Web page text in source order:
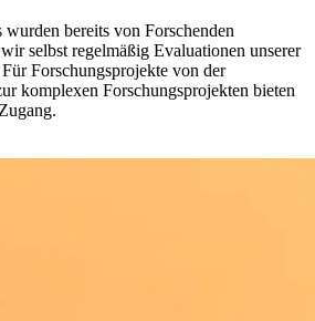
bereits von Forschenden
selbst regelmäßig Evaluationen unserer
Für Forschungsprojekte von der
komplexen Forschungsprojekten bieten